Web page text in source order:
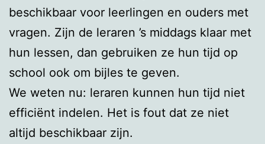
beschikbaar voor leerlingen en ouders met
vragen. Zijn de leraren ’s middags klaar met
hun lessen, dan gebruiken ze hun tijd op
school ook om bijles te geven.
We weten nu: leraren kunnen hun tijd niet
efficiënt indelen. Het is fout dat ze niet
altijd beschikbaar zijn.